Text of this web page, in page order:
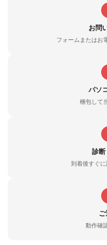
お問
フォームまたはお
パソ
梱包して
診
到着後すぐ
動作確